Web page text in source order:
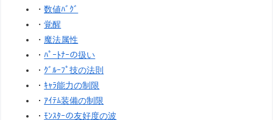
・数値ﾊﾞｸﾞ
・覚醒
・ 魔法属性
・ﾊﾟｰﾄﾅｰの扱い
・ ｸﾞﾙｰﾌﾟ技の法則
・ｷｬﾗ能力の制限
・ｱｲﾃﾑ装備の制限
・ﾓﾝｽﾀｰの友好度の波